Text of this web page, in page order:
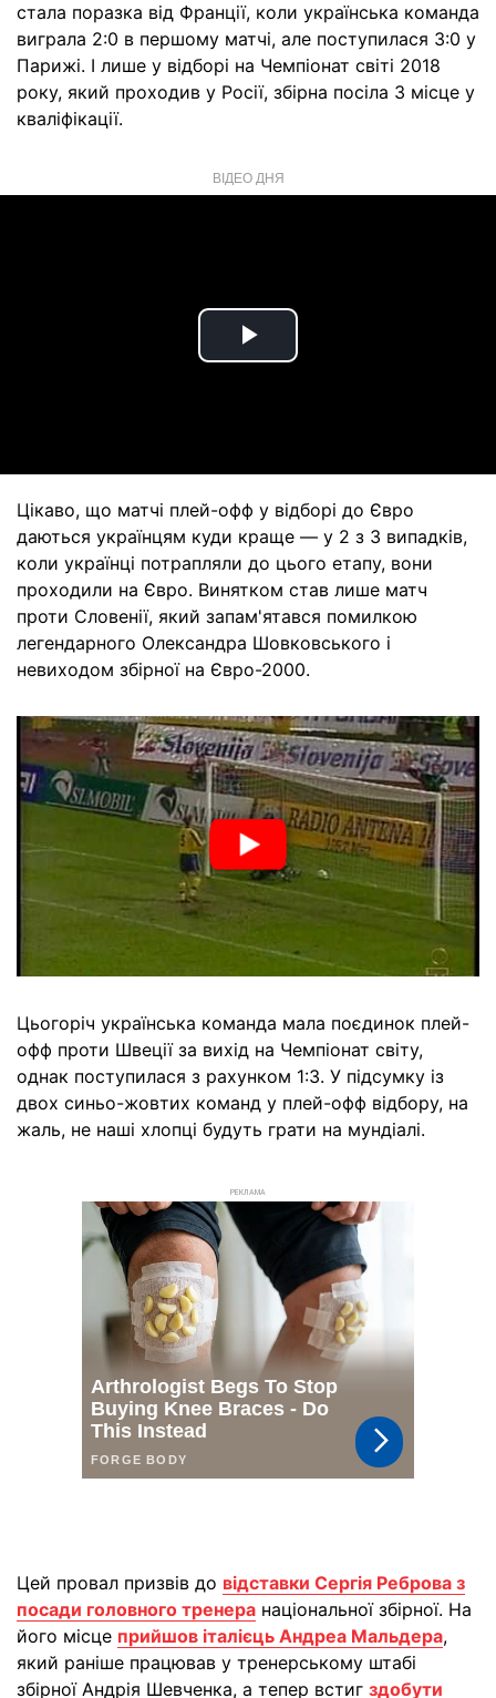
стала поразка від Франції, коли українська команда
виграла 2:0 в першому матчі, але поступилася 3:0 у
Парижі. І лише у відборі на Чемпіонат світі 2018
року, який проходив у Росії, збірна посіла 3 місце у
кваліфікації.
ВІДЕО ДНЯ
Play
Цікаво, що матчі плей-офф у відборі до Євро
даються українцям куди краще — у 2 з 3 випадків,
коли українці потрапляли до цього етапу, вони
проходили на Євро. Винятком став лише матч
проти Словенії, який запам'ятався помилкою
легендарного Олександра Шовковського і
невиходом збірної на Євро-2000.
Цьогоріч українська команда мала поєдинок плей-
офф проти Швеції за вихід на Чемпіонат світу,
однак поступилася з рахунком 1:3. У підсумку із
двох синьо-жовтих команд у плей-офф відбору, на
жаль, не наші хлопці будуть грати на мундіалі.
РЕКЛАМА
Цей провал призвів до відставки Сергія Реброва з
посади головного тренера національної збірної. На
його місце прийшов італієць Андреа Мальдера,
який раніше працював у тренерському штабі
збірної Андрія Шевченка, а тепер встиг здобути